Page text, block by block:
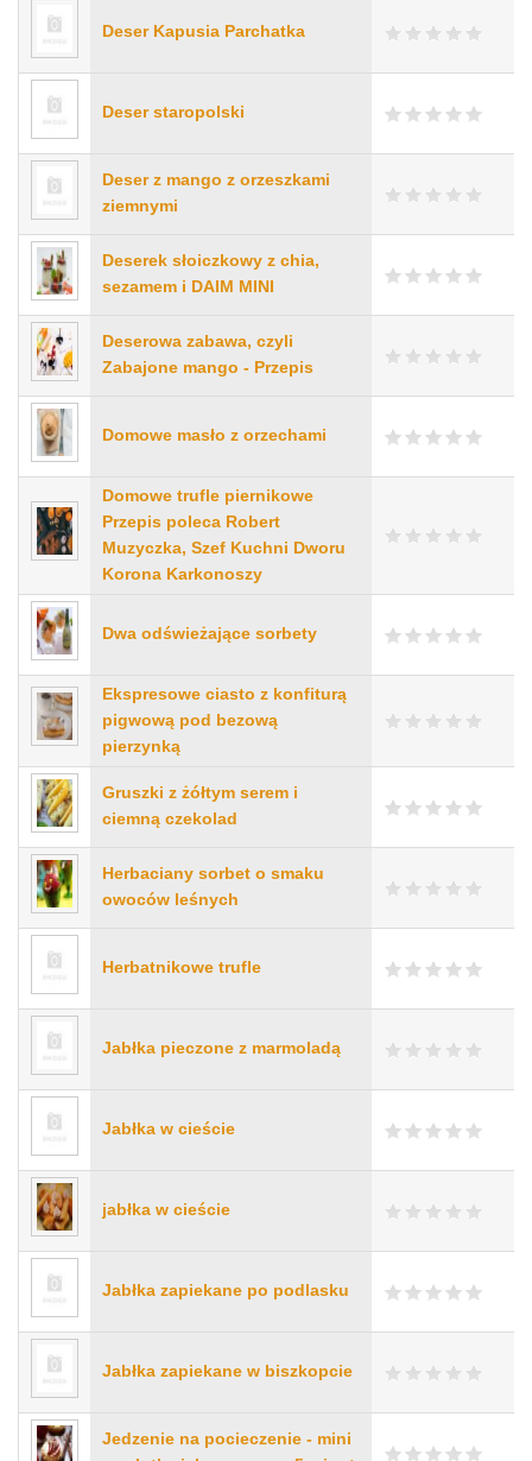
Deser Kapusia Parchatka
Deser staropolski
Deser z mango z orzeszkami
ziemnymi
Deserek słoiczkowy z chia,
sezamem i DAIM MINI
Deserowa zabawa, czyli
Zabajone mango - Przepis
Domowe masło z orzechami
Domowe trufle piernikowe
Przepis poleca Robert
Muzyczka, Szef Kuchni Dworu
Korona Karkonoszy
Dwa odświeżające sorbety
Ekspresowe ciasto z konfiturą
pigwową pod bezową
pierzynką
Gruszki z żółtym serem i
ciemną czekolad
Herbaciany sorbet o smaku
owoców leśnych
Herbatnikowe trufle
Jabłka pieczone z marmoladą
Jabłka w cieście
jabłka w cieście
Jabłka zapiekane po podlasku
Jabłka zapiekane w biszkopcie
Jedzenie na pocieczenie - mini